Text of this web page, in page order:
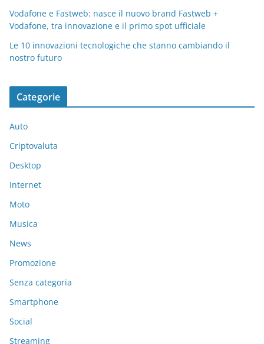
Vodafone e Fastweb: nasce il nuovo brand Fastweb +
Vodafone, tra innovazione e il primo spot ufficiale
Le 10 innovazioni tecnologiche che stanno cambiando il
nostro futuro
Categorie
Auto
Criptovaluta
Desktop
Internet
Moto
Musica
News
Promozione
Senza categoria
Smartphone
Social
Streaming